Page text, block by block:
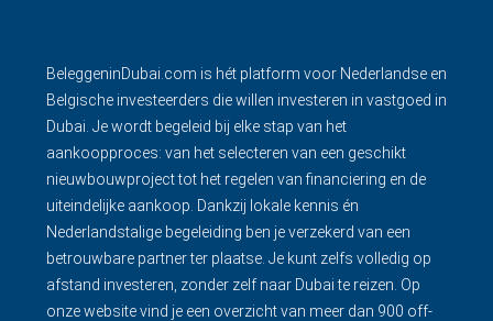
BeleggeninDubai.com is hét platform voor Nederlandse en
Belgische investeerders die willen investeren in vastgoed in
Dubai. Je wordt begeleid bij elke stap van het
aankoopproces: van het selecteren van een geschikt
nieuwbouwproject tot het regelen van financiering en de
uiteindelijke aankoop. Dankzij lokale kennis én
Nederlandstalige begeleiding ben je verzekerd van een
betrouwbare partner ter plaatse. Je kunt zelfs volledig op
afstand investeren, zonder zelf naar Dubai te reizen. Op
onze website vind je een overzicht van meer dan 900 off-